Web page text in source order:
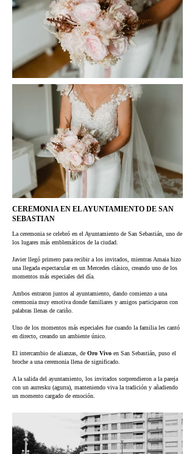
CEREMONIA EN EL AYUNTAMIENTO DE SAN
SEBASTIAN
La ceremonia se celebró en el Ayuntamiento de San Sebastián, uno de
los lugares más emblemáticos de la ciudad.
Javier llegó primero para recibir a los invitados, mientras Amaia hizo
una llegada espectacular en un Mercedes clásico, creando uno de los
momentos más especiales del día.
Ambos entraron juntos al ayuntamiento, dando comienzo a una
ceremonia muy emotiva donde familiares y amigos participaron con
palabras llenas de cariño.
Uno de los momentos más especiales fue cuando la familia les cantó
en directo, creando un ambiente único.
El intercambio de alianzas, de Oro Vivo en San Sebastián, puso el
broche a una ceremonia llena de significado.
A la salida del ayuntamiento, los invitados sorprendieron a la pareja
con un aurresku (agurra), manteniendo viva la tradición y añadiendo
un momento cargado de emoción.